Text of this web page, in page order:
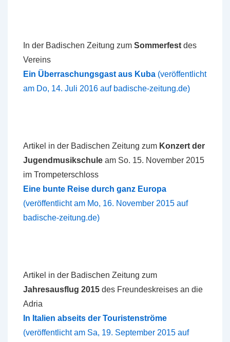
In der Badischen Zeitung zum Sommerfest des
Vereins
Ein Überraschungsgast aus Kuba (veröffentlicht
am Do, 14. Juli 2016 auf badische-zeitung.de)
Artikel in der Badischen Zeitung zum Konzert der
Jugendmusikschule am So. 15. November 2015
im Trompeterschloss
Eine bunte Reise durch ganz Europa
(veröffentlicht am Mo, 16. November 2015 auf
badische-zeitung.de)
Artikel in der Badischen Zeitung zum
Jahresausflug 2015 des Freundeskreises an die
Adria
In Italien abseits der Touristenströme
(veröffentlicht am Sa, 19. September 2015 auf